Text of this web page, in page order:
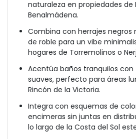
naturaleza en propiedades de
Benalmádena.
Combina con herrajes
de roble para un vibe
hogares de Torremolinos o
Acentúa baños tranquilos
suaves, perfecto para áreas
Rincón de la Victoria.
Integra con esquemas de
encimeras sin juntas en
lo largo de la Costa del Sol